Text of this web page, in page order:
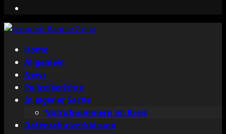
Primäres
Menü
Home
Allgemein
News
Polizeiberichte
In eigener Sache
Notrufnummern im Kreis
Datenschutzerklärung